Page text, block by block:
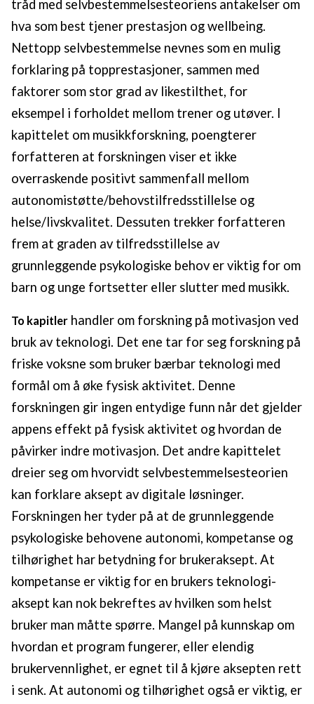
tråd med selvbestemmelsesteoriens antakelser om
hva som best tjener prestasjon og wellbeing.
Nettopp selvbestemmelse nevnes som en mulig
forklaring på topprestasjoner, sammen med
faktorer som stor grad av likestilthet, for
eksempel i forholdet mellom trener og utøver. I
kapittelet om musikkforskning, poengterer
forfatteren at forskningen viser et ikke
overraskende positivt sammenfall mellom
autonomistøtte/behovstilfredsstillelse og
helse/livskvalitet. Dessuten trekker forfatteren
frem at graden av tilfredsstillelse av
grunnleggende psykologiske behov er viktig for om
barn og unge fortsetter eller slutter med musikk.
To kapitler handler om forskning på motivasjon ved
bruk av teknologi. Det ene tar for seg forskning på
friske voksne som bruker bærbar teknologi med
formål om å øke fysisk aktivitet. Denne
forskningen gir ingen entydige funn når det gjelder
appens effekt på fysisk aktivitet og hvordan de
påvirker indre motivasjon. Det andre kapittelet
dreier seg om hvorvidt selvbestemmelsesteorien
kan forklare aksept av digitale løsninger.
Forskningen her tyder på at de grunnleggende
psykologiske behovene autonomi, kompetanse og
tilhørighet har betydning for brukeraksept. At
kompetanse er viktig for en brukers teknologi-
aksept kan nok bekreftes av hvilken som helst
bruker man måtte spørre. Mangel på kunnskap om
hvordan et program fungerer, eller elendig
brukervennlighet, er egnet til å kjøre aksepten rett
i senk. At autonomi og tilhørighet også er viktig, er